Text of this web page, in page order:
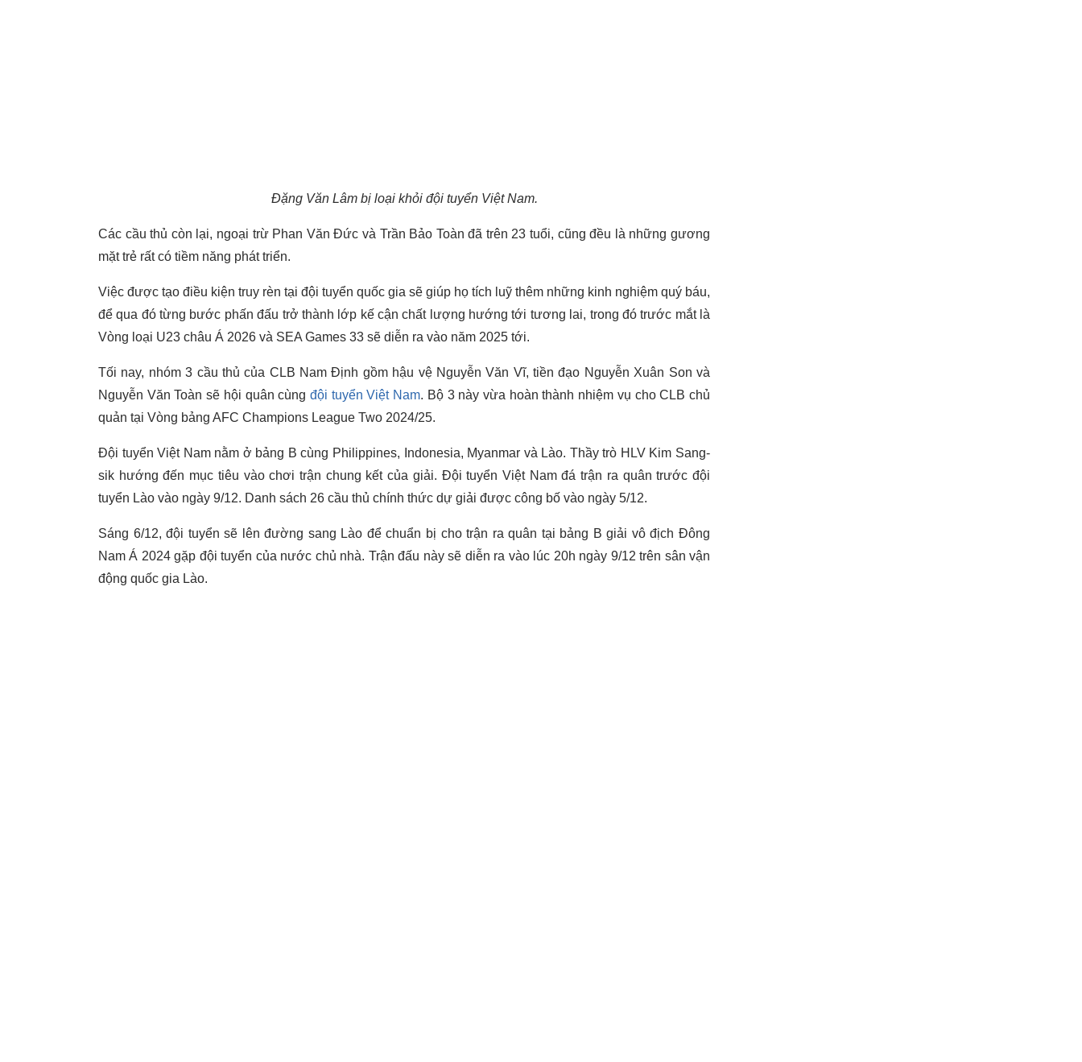
Đặng Văn Lâm bị loại khỏi đội tuyển Việt Nam.
Các cầu thủ còn lại, ngoại trừ Phan Văn Đức và Trần Bảo Toàn đã trên 23 tuổi, cũng đều là những gương
mặt trẻ rất có tiềm năng phát triển.
Việc được tạo điều kiện truy rèn tại đội tuyển quốc gia sẽ giúp họ tích luỹ thêm những kinh nghiệm quý báu,
để qua đó từng bước phấn đấu trở thành lớp kế cận chất lượng hướng tới tương lai, trong đó trước mắt là
Vòng loại U23 châu Á 2026 và SEA Games 33 sẽ diễn ra vào năm 2025 tới.
Tối nay, nhóm 3 cầu thủ của CLB Nam Định gồm hậu vệ Nguyễn Văn Vĩ, tiền đạo Nguyễn Xuân Son và
Nguyễn Văn Toàn sẽ hội quân cùng đội tuyển Việt Nam. Bộ 3 này vừa hoàn thành nhiệm vụ cho CLB chủ
quản tại Vòng bảng AFC Champions League Two 2024/25.
Đội tuyển Việt Nam nằm ở bảng B cùng Philippines, Indonesia, Myanmar và Lào. Thầy trò HLV Kim Sang-
sik hướng đến mục tiêu vào chơi trận chung kết của giải. Đội tuyển Việt Nam đá trận ra quân trước đội
tuyển Lào vào ngày 9/12. Danh sách 26 cầu thủ chính thức dự giải được công bố vào ngày 5/12.
Sáng 6/12, đội tuyển sẽ lên đường sang Lào để chuẩn bị cho trận ra quân tại bảng B giải vô địch Đông
Nam Á 2024 gặp đội tuyển của nước chủ nhà. Trận đấu này sẽ diễn ra vào lúc 20h ngày 9/12 trên sân vận
động quốc gia Lào.